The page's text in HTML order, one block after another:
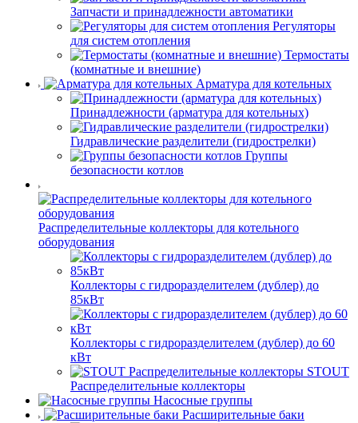
Запчасти и принадлежности автоматики
Регуляторы
для систем отопления
Термостаты
(комнатные и внешние)
Арматура для котельных
Принадлежности (арматура для котельных)
Гидравлические разделители (гидрострелки)
Группы
безопасности котлов
Распределительные коллекторы для котельного
оборудования
Коллекторы с гидроразделителем (дублер) до
85кВт
Коллекторы с гидроразделителем (дублер) до 60
кВт
STOUT
Распределительные коллекторы
Насосные группы
Расширительные баки